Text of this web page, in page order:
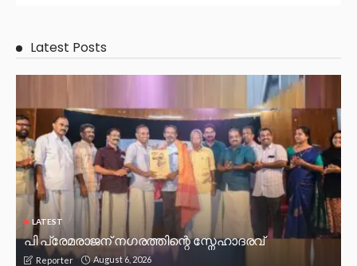
Latest Posts
LATEST
പി പ്രേമരാജന് നഗരത്തിന്റെ സ്നേഹാദരവ്
Reporter August 6, 2026